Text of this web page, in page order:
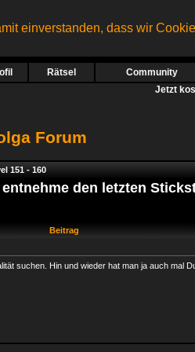
einverstanden, dass wir
Rätsel Community
Jetzt
Forum
151 - 160
den letzten
Beitrag
suchen. Hin und wieder hat man ja auch mal